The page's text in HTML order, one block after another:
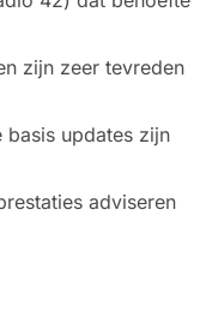
zijn zeer tevreden
updates zijn
adviseren